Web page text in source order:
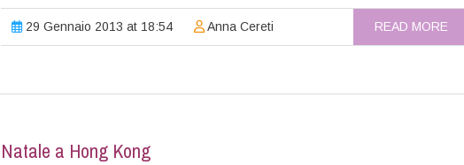
29 Gennaio 2013 at 18:54 Anna Cereti READ MORE
Natale a Hong Kong